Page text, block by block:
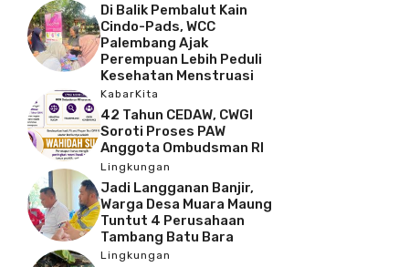
Di Balik Pembalut Kain
Cindo-Pads, WCC
Palembang Ajak
Perempuan Lebih Peduli
Kesehatan Menstruasi
KabarKita
42 Tahun CEDAW, CWGI
Soroti Proses PAW
Anggota Ombudsman RI
Lingkungan
Jadi Langganan Banjir,
Warga Desa Muara Maung
Tuntut 4 Perusahaan
Tambang Batu Bara
Lingkungan